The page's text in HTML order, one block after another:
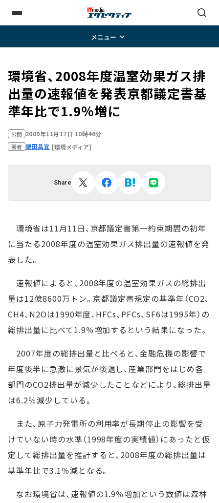
メニュー
環境省、2008年度温室効果ガス排
出量の速報値を発表――京都議定書基
準年比で1.9％増に
公開 2009年11月17日 10時46分
著者 栗田昌宜 [環境メディア]
Share
環境省は11月11日、京都議定書第一約束期間の初年
に当たる2008年度の温室効果ガス排出量の速報値を発
表した。
速報値によると、2008年度の温室効果ガスの総排出
量は12億8600万トン。京都議定書規定の基準年（CO2、
CH4、N2Oは1990年度、HFCs、PFCs、SF6は1995年）の
総排出量に比べて1.9％増加するという結果になった。
2007年度の総排出量と比べると、金融危機の影響で
年度後半に急激に景気が後退し、産業部門をはじめ各
部門のCO2排出量が減少したことなどにより、総排出量
は6.2％減少している。
また、原子力発電所の利用率が長期停止の影響を受
けていない時の水準（1998年度の実績値）にあったと仮
定して総排出量を推計すると、2008年度の総排出量は
基準年比で3.1％減となる。
なお環境省は、速報値の1.9％増加という数値は森林